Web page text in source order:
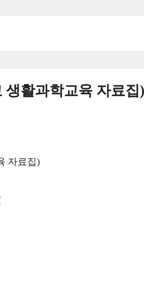
생활과학교육 자료집)
자료집)